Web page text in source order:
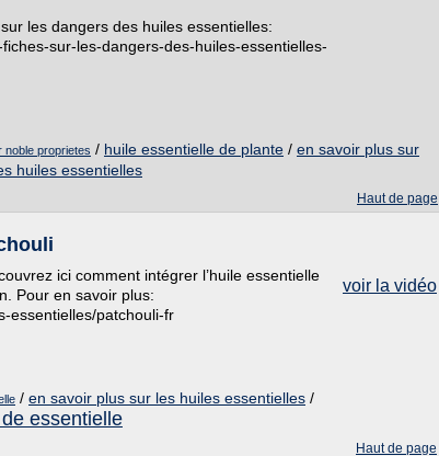
les dangers des huiles essentielles:
sur-les-dangers-des-huiles-essentielles-
noble proprietes / huile essentielle de plante / en savoir plus sur
huiles essentielles
Haut de page
voir la vidéo
ici comment intégrer l’huile essentielle
Pour en savoir plus:
essentielles/patchouli-fr
/ en savoir plus sur les huiles essentielles /
essentielle
Haut de page